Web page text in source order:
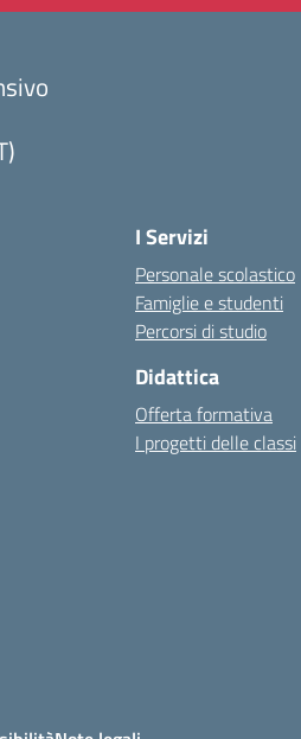
I Servizi
Personale scolastico
Famiglie e studenti
Percorsi di studio
Didattica
Offerta formativa
I progetti delle classi